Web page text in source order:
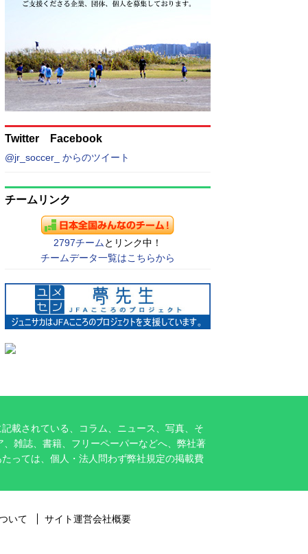
Twitter Facebook
@jr_soccer_ からのツイート
チームリンク
2797チーム とリンク中！
チームデータ一覧はこちらから
載されている、コラム、ニュース、写真、そ
雑誌、書籍、フリーペーパーなどへ、弊社著
っては、個人・法人問わず弊社規定の掲載費
いて サイト運営会社概要